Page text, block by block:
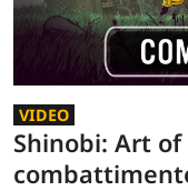
VIDEO
Shinobi: Art